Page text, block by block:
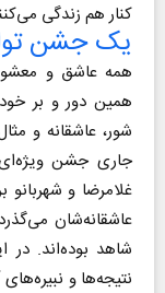
کنار هم زندگی می‌کنند و ۸۰ فرزند، نوه، نتیجه و
یک جشن
همه عاشق و
همین دور و بر
شور، عاشقانه و
جاری جشن ویژه‌ای
عاشقانه‌شان
نتیجه‌ها و